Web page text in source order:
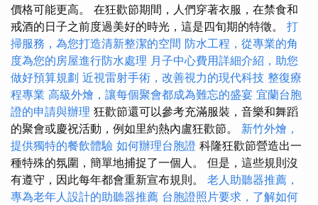
價格可能更高。 在狂歡節期間，人們穿著衣服，在禁食和
戒酒的日子之前度過美好的時光，這是四旬期的特徵。 打
掃服務，為您打造清新整潔的空間 防水工程，從專業的角
度為您的房屋進行防水處理 月子中心費用詳細介紹，助您
做好預算規劃 近視雷射手術，改善視力的現代科技 整復療
程專業 高級外燴，讓每個聚會都成為難忘的盛宴 宜蘭台胞
證的申請與辦理 狂歡節還可以參考充滿服裝，音樂和舞蹈
的聚會或慶祝活動，例如里約熱內盧狂歡節。 新竹外燴，
提供獨特的餐飲體驗 如何辦理台胞證 科隆狂歡節營造出一
種特殊的氛圍，簡單地捕捉了一個人。 但是，這些規則沒
有遵守，因此每年都會重新宣布規則。 老人助聽器推薦，
專為老年人設計的助聽器推薦 台胞證照片要求，了解如何